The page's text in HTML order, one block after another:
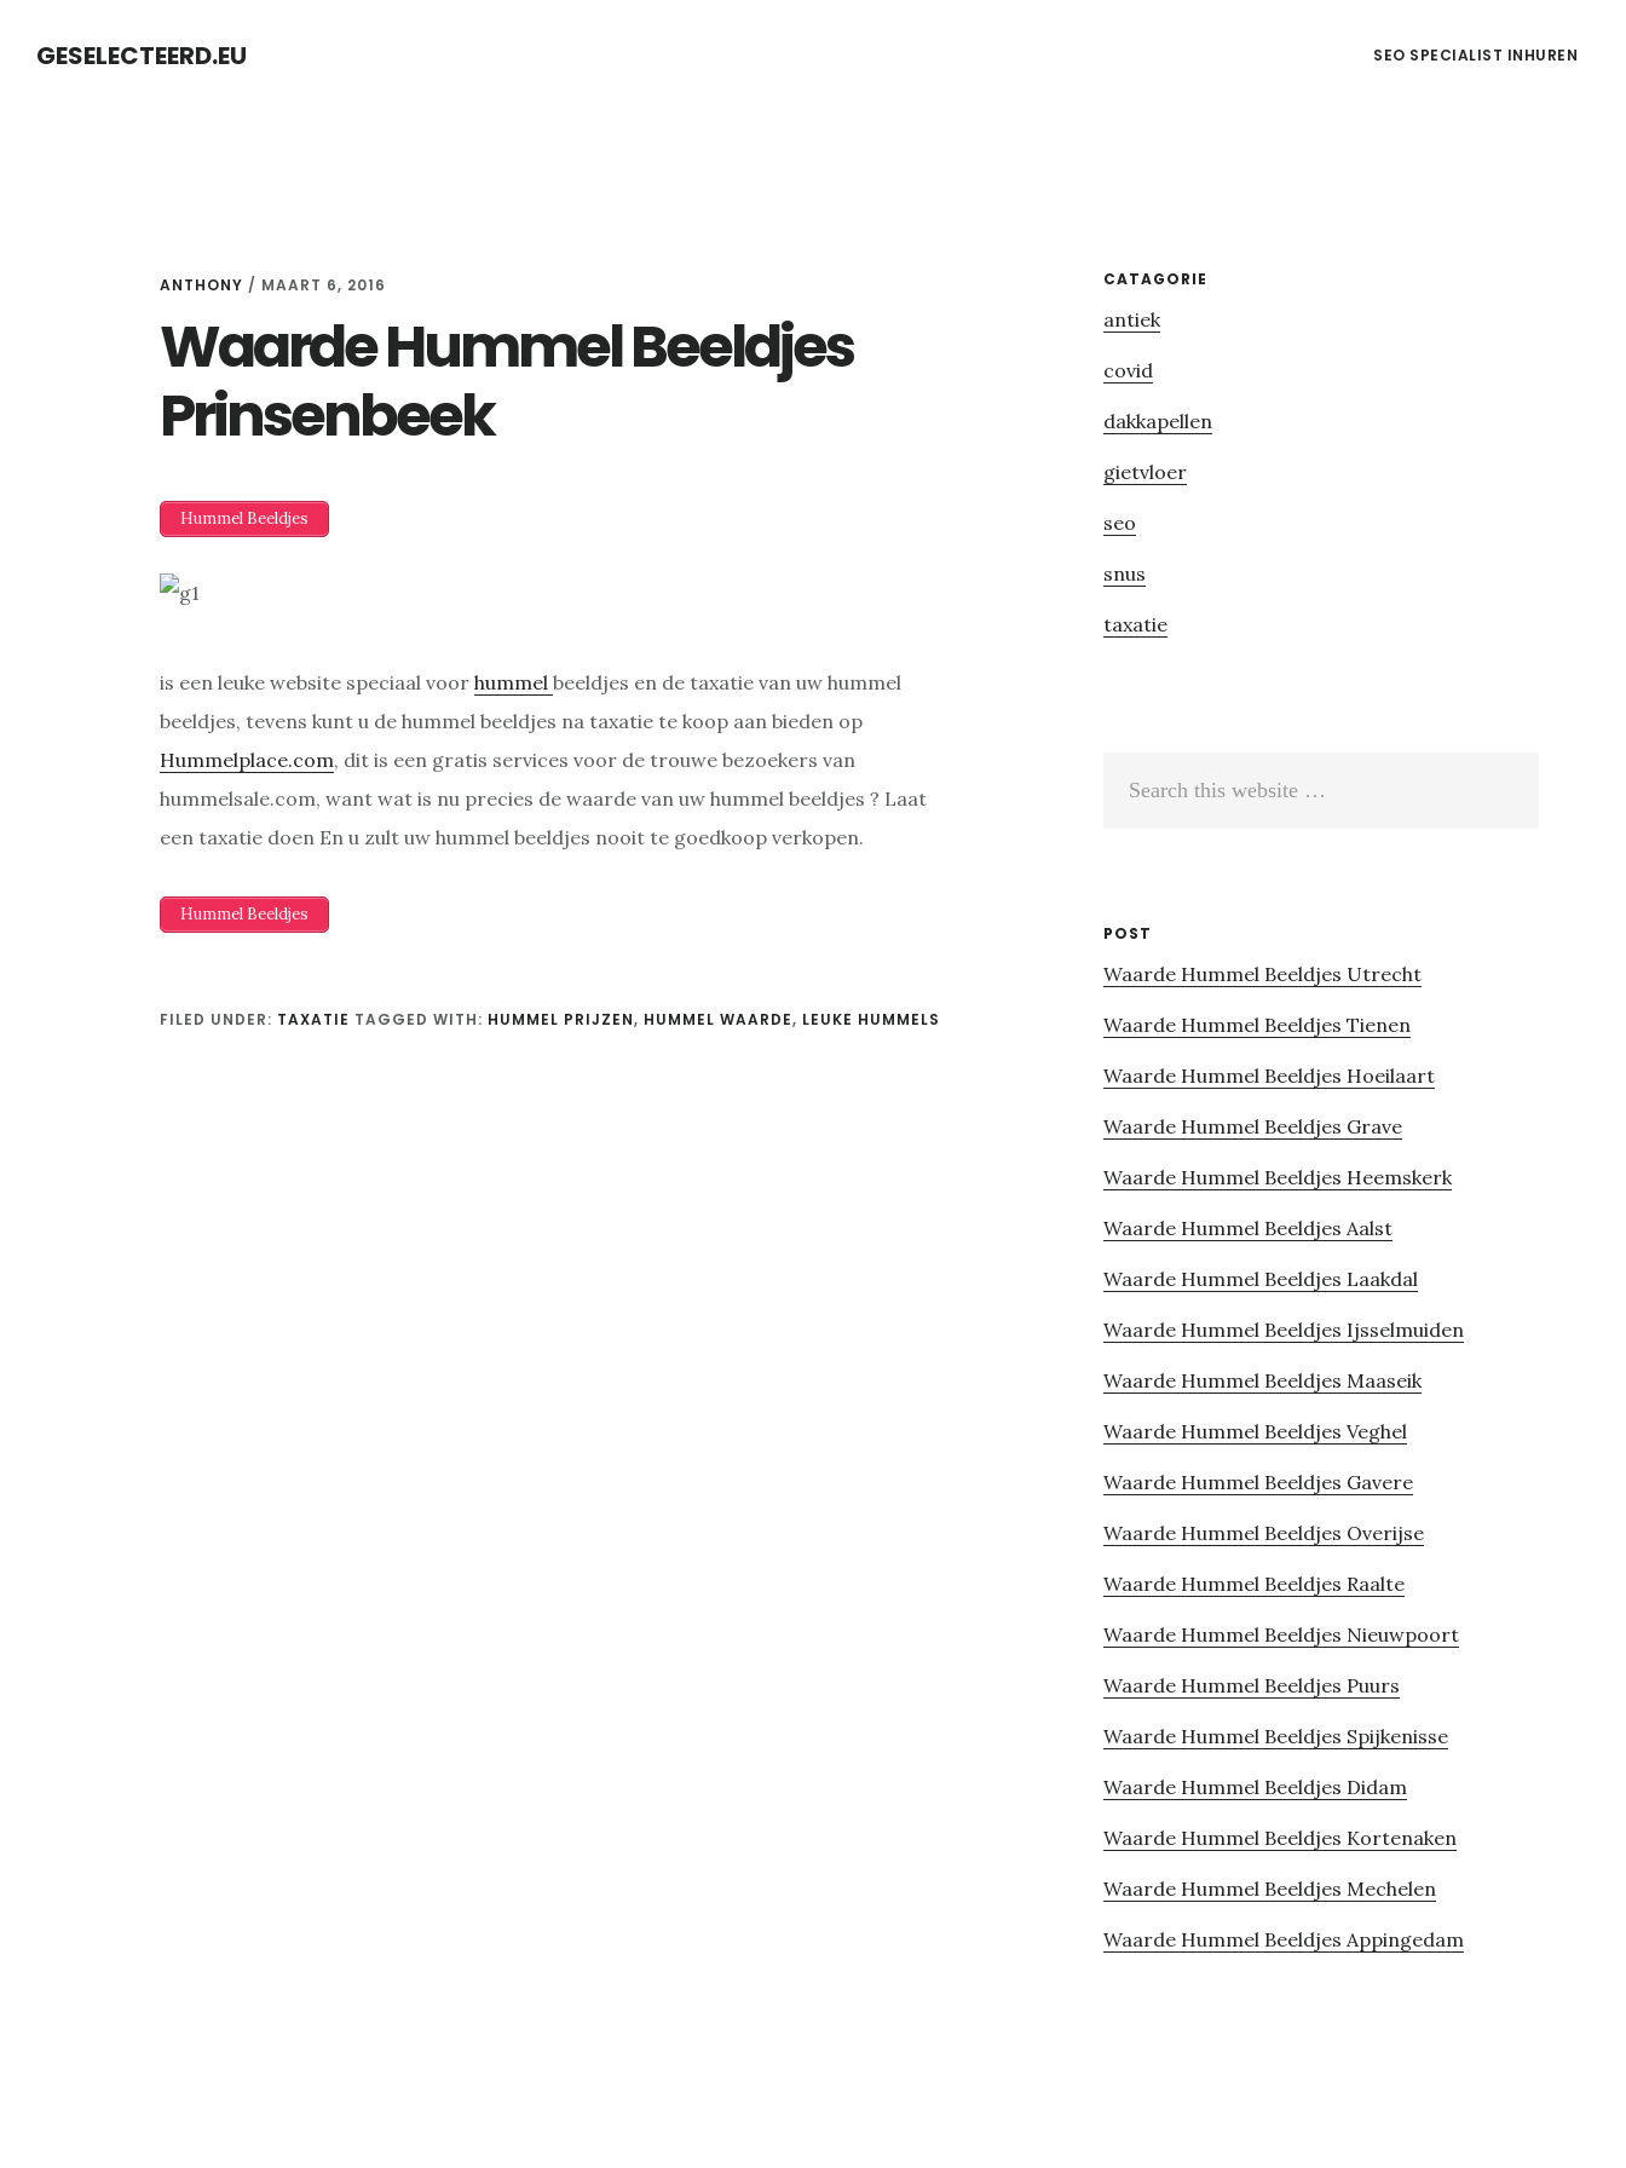
GESELECTEERD.EU SEO SPECIALIST INHUREN
ANTHONY / MAART 6, 2016
Waarde Hummel Beeldjes
Prinsenbeek
Hummel Beeldjes
is een leuke website speciaal voor hummel beeldjes en de taxatie van uw hummel
beeldjes, tevens kunt u de hummel beeldjes na taxatie te koop aan bieden op
Hummelplace.com, dit is een gratis services voor de trouwe bezoekers van
hummelsale.com, want wat is nu precies de waarde van uw hummel beeldjes ? Laat
een taxatie doen En u zult uw hummel beeldjes nooit te goedkoop verkopen.
Hummel Beeldjes
FILED UNDER: TAXATIE TAGGED WITH: HUMMEL PRIJZEN, HUMMEL WAARDE, LEUKE HUMMELS
Primary
Sidebar
CATAGORIE
antiek
covid
dakkapellen
gietvloer
seo
snus
taxatie
POST
Waarde Hummel Beeldjes Utrecht
Waarde Hummel Beeldjes Tienen
Waarde Hummel Beeldjes Hoeilaart
Waarde Hummel Beeldjes Grave
Waarde Hummel Beeldjes Heemskerk
Waarde Hummel Beeldjes Aalst
Waarde Hummel Beeldjes Laakdal
Waarde Hummel Beeldjes Ijsselmuiden
Waarde Hummel Beeldjes Maaseik
Waarde Hummel Beeldjes Veghel
Waarde Hummel Beeldjes Gavere
Waarde Hummel Beeldjes Overijse
Waarde Hummel Beeldjes Raalte
Waarde Hummel Beeldjes Nieuwpoort
Waarde Hummel Beeldjes Puurs
Waarde Hummel Beeldjes Spijkenisse
Waarde Hummel Beeldjes Didam
Waarde Hummel Beeldjes Kortenaken
Waarde Hummel Beeldjes Mechelen
Waarde Hummel Beeldjes Appingedam